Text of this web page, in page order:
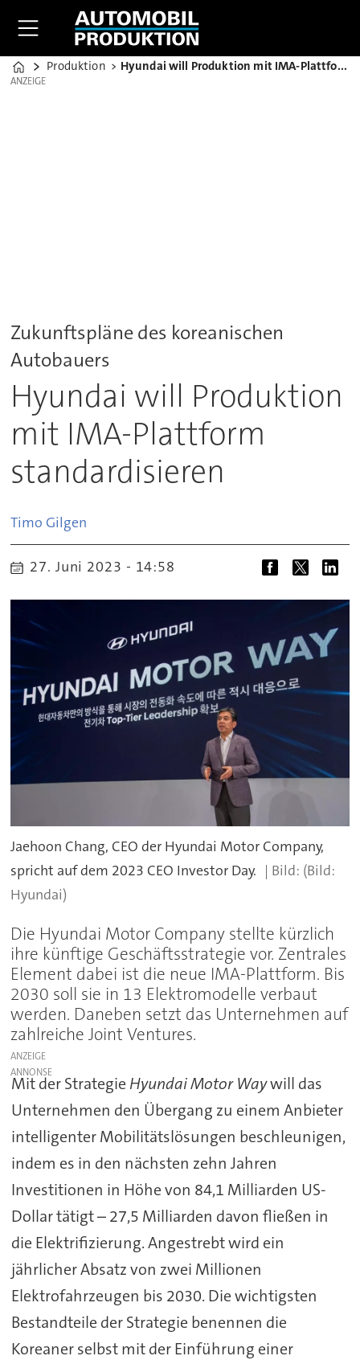
Home
Produktion Hyundai will Produktion mit IMA-Plattform standardisieren
ANZEIGE
ANZEIGE
Zukunftspläne des koreanischen
Autobauers
Hyundai will Produktion
mit IMA-Plattform
standardisieren
Timo Gilgen
27. Juni 2023 - 14:58
Jaehoon Chang, CEO der Hyundai Motor Company,
spricht auf dem 2023 CEO Investor Day.
(Bild:
Hyundai)
Die Hyundai Motor Company stellte kürzlich
ihre künftige Geschäftsstrategie vor. Zentrales
Element dabei ist die neue IMA-Plattform. Bis
2030 soll sie in 13 Elektromodelle verbaut
werden. Daneben setzt das Unternehmen auf
zahlreiche Joint Ventures.
ANZEIGE
Mit der Strategie Hyundai Motor Waywill das
Unternehmen den Übergang zu einem Anbieter
intelligenter Mobilitätslösungen beschleunigen,
indem es in den nächsten zehn Jahren
Investitionen in Höhe von 84,1 Milliarden US-
Dollar tätigt – 27,5 Milliarden davon fließen in
die Elektrifizierung. Angestrebt wird ein
jährlicher Absatz von zwei Millionen
Elektrofahrzeugen bis 2030. Die wichtigsten
Bestandteile der Strategie benennen die
Koreaner selbst mit der Einführung einer